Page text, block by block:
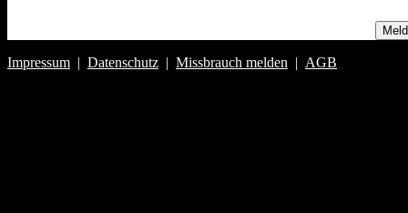
Impressum | Datenschutz | Missbrauch melden | AGB